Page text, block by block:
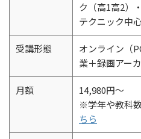
ク（高1高2）
テクニック中
受講形態
オンライン（
業＋録画アー
月額
14,980円～
※学年や教科
ちら